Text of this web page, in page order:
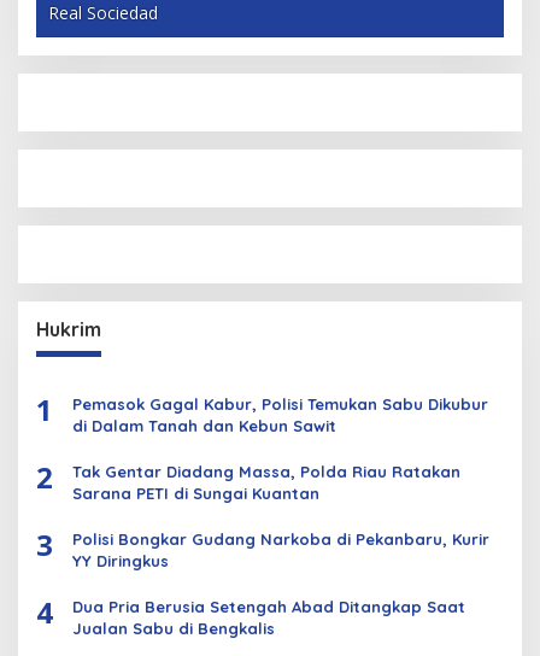
Real Sociedad
Hukrim
1
Pemasok Gagal Kabur, Polisi Temukan Sabu Dikubur
di Dalam Tanah dan Kebun Sawit
2
Tak Gentar Diadang Massa, Polda Riau Ratakan
Sarana PETI di Sungai Kuantan
3
Polisi Bongkar Gudang Narkoba di Pekanbaru, Kurir
YY Diringkus
4
Dua Pria Berusia Setengah Abad Ditangkap Saat
Jualan Sabu di Bengkalis